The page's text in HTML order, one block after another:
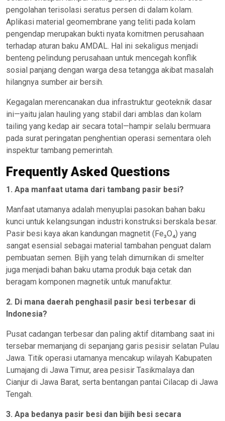
pengolahan terisolasi seratus persen di dalam kolam.
Aplikasi material geomembrane yang teliti pada kolam
pengendap merupakan bukti nyata komitmen perusahaan
terhadap aturan baku AMDAL. Hal ini sekaligus menjadi
benteng pelindung perusahaan untuk mencegah konflik
sosial panjang dengan warga desa tetangga akibat masalah
hilangnya sumber air bersih.
Kegagalan merencanakan dua infrastruktur geoteknik dasar
ini—yaitu jalan hauling yang stabil dari amblas dan kolam
tailing yang kedap air secara total—hampir selalu bermuara
pada surat peringatan penghentian operasi sementara oleh
inspektur tambang pemerintah.
Frequently Asked Questions
1. Apa manfaat utama dari tambang pasir besi?
Manfaat utamanya adalah menyuplai pasokan bahan baku
kunci untuk kelangsungan industri konstruksi berskala besar.
Pasir besi kaya akan kandungan magnetit (Fe₃O₄) yang
sangat esensial sebagai material tambahan penguat dalam
pembuatan semen. Bijih yang telah dimurnikan di smelter
juga menjadi bahan baku utama produk baja cetak dan
beragam komponen magnetik untuk manufaktur.
2. Di mana daerah penghasil pasir besi terbesar di
Indonesia?
Pusat cadangan terbesar dan paling aktif ditambang saat ini
tersebar memanjang di sepanjang garis pesisir selatan Pulau
Jawa. Titik operasi utamanya mencakup wilayah Kabupaten
Lumajang di Jawa Timur, area pesisir Tasikmalaya dan
Cianjur di Jawa Barat, serta bentangan pantai Cilacap di Jawa
Tengah.
3. Apa bedanya pasir besi dan bijih besi secara